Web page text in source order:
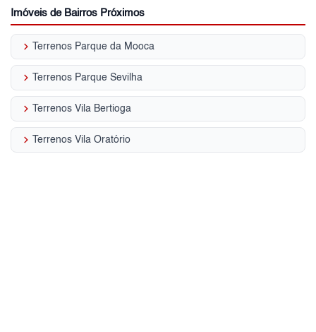
Imóveis de Bairros Próximos
keyboard_arrow_right Terrenos Parque da Mooca
keyboard_arrow_right Terrenos Parque Sevilha
keyboard_arrow_right Terrenos Vila Bertioga
keyboard_arrow_right Terrenos Vila Oratório